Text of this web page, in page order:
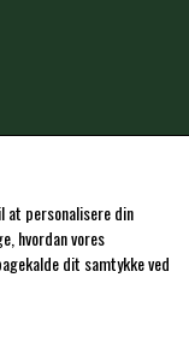
at personalisere din
hvordan vores
dit samtykke ved